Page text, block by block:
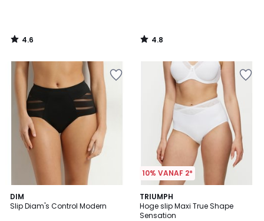
4.6
/
4.8
/
DIM
Slip Diam's Control Modern
4.3
/ 5
2
Kleuren
10% VANAF 2*
TRIUMPH
Hoge slip Maxi True Shape
Sensation
4.7
/ 5
3
Kleuren